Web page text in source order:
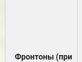
Фронтоны (при